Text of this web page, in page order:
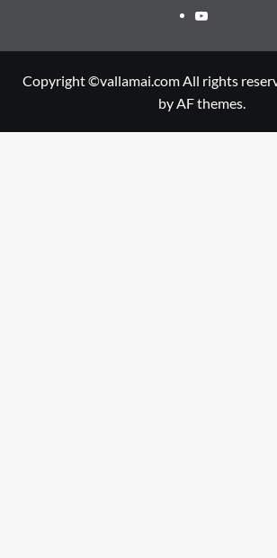
Youtube
Copyright ©vallamai.com All rights
by AF themes.